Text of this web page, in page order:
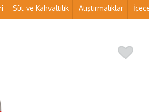
Süt ve Kahvaltılık Atıştırmalıklar